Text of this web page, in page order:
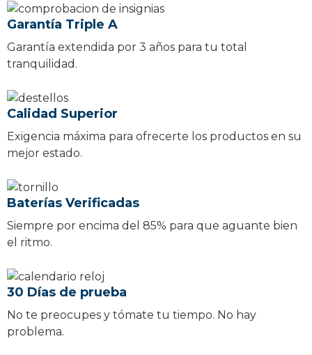
Garantía Triple A
Garantía extendida por 3 años para tu total
tranquilidad.
Calidad Superior
Exigencia máxima para ofrecerte los productos en su
mejor estado.
Baterías Verificadas
Siempre por encima del 85% para que aguante bien
el ritmo.
30 Días de prueba
No te preocupes y tómate tu tiempo. No hay
problema.